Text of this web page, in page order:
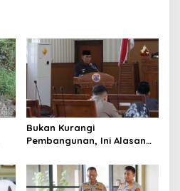
Bukan Kurangi
Pembangunan, Ini Alasan
Pengurangan Belanja
Daerah